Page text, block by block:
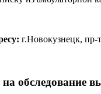
г.Новокузнецк, пр-
на обследование